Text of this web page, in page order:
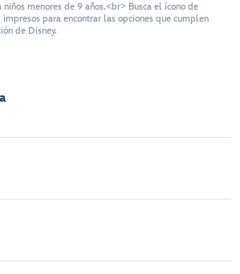
menores de 9 años.<br> Busca el ícono de
impresos para encontrar las opciones que cumplen
de Disney.